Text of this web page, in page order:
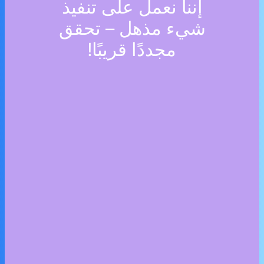
إننا نعمل على تنفيذ
شيء مذهل – تحقق
مجددًا قريبًا!